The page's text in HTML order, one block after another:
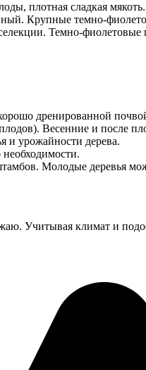
плотная сладкая
Крупные темно-
Темно-фиолетовые
дренированной
Весенние и после
и урожайности дерева.
Молодые деревья
Учитывая климат и